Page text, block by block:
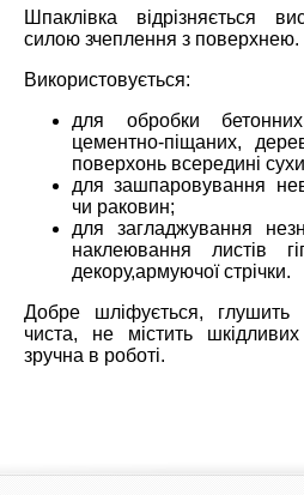
Шпаклівка відрізняється
силою зчеплення з поверхнею.
Використовується:
для обробки
цементно-піщаних,
поверхонь всередині
для зашпаровування
чи раковин;
для загладжування
наклеювання листів
декору,армуючої стрічки.
Добре шліфується, глушить
чиста, не містить
зручна в роботі.